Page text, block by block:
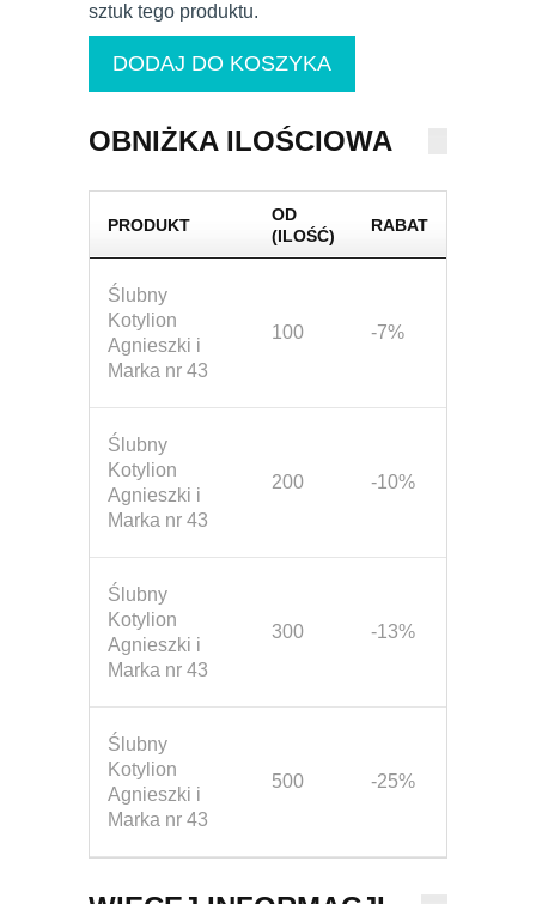
sztuk tego produktu.
OBNIŻKA ILOŚCIOWA
PRODUKT
OD
(ILOŚĆ)
RABAT
Ślubny
Kotylion
Agnieszki i
Marka nr 43
100 -7%
Ślubny
Kotylion
Agnieszki i
Marka nr 43
200 -10%
Ślubny
Kotylion
Agnieszki i
Marka nr 43
300 -13%
Ślubny
Kotylion
Agnieszki i
Marka nr 43
500 -25%